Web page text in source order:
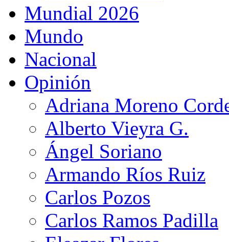
Mundial 2026
Mundo
Nacional
Opinión
Adriana Moreno
Alberto Vieyra G.
Ángel Soriano
Armando Ríos Ruiz
Carlos Pozos
Carlos Ramos Padilla